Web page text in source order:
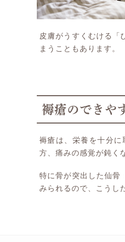
皮膚がうすくむける「
まうこともあります。
褥瘡のできや
褥瘡は、栄養を十分
方、痛みの感覚が鈍く
特に骨が突出した仙骨
みられるので、こうし